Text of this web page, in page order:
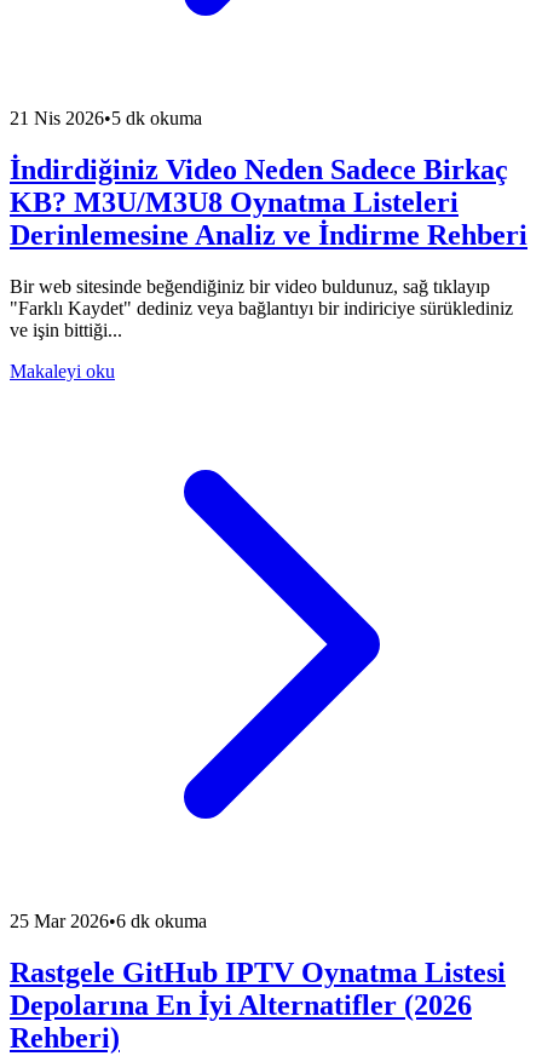
21 Nis 2026•5 dk okuma
İndirdiğiniz Video Neden Sadece Birkaç
KB? M3U/M3U8 Oynatma Listeleri
Derinlemesine Analiz ve İndirme Rehberi
Bir web sitesinde beğendiğiniz bir video buldunuz, sağ tıklayıp
"Farklı Kaydet" dediniz veya bağlantıyı bir indiriciye sürüklediniz
ve işin bittiği...
Makaleyi oku
25 Mar 2026•6 dk okuma
Rastgele GitHub IPTV Oynatma Listesi
Depolarına En İyi Alternatifler (2026
Rehberi)